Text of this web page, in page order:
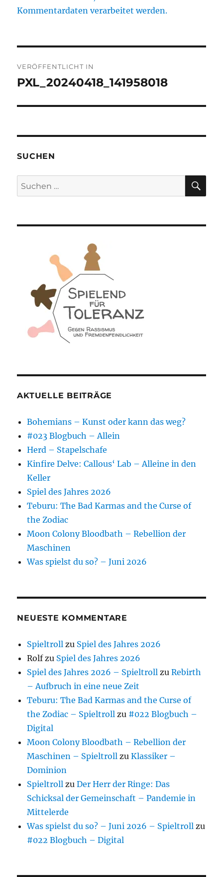
Kommentardaten verarbeitet werden.
VERÖFFENTLICHT IN
PXL_20240418_141958018
SUCHEN
Suchen
nach:
AKTUELLE BEITRÄGE
Bohemians – Kunst oder kann das weg?
#023 Blogbuch – Allein
Herd – Stapelschafe
Kinfire Delve: Callous‘ Lab – Alleine in den
Keller
Spiel des Jahres 2026
Teburu: The Bad Karmas and the Curse of
the Zodiac
Moon Colony Bloodbath – Rebellion der
Maschinen
Was spielst du so? – Juni 2026
NEUESTE KOMMENTARE
Spieltroll zu Spiel des Jahres 2026
Rolfzu Spiel des Jahres 2026
Spiel des Jahres 2026 – Spieltroll zuRebirth
– Aufbruch in eine neue Zeit
Teburu: The Bad Karmas and the Curse of
the Zodiac – Spieltroll zu #022 Blogbuch –
Digital
Moon Colony Bloodbath – Rebellion der
Maschinen – Spieltroll zuKlassiker –
Dominion
Spieltroll zuDer Herr der Ringe: Das
Schicksal der Gemeinschaft – Pandemie in
Mittelerde
Was spielst du so? – Juni 2026 – Spieltroll zu
#022 Blogbuch – Digital